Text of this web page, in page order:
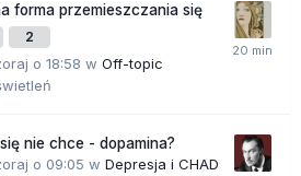
forma przemieszczania się
2
o 18:58 w Off-topic
nie chce - dopamina?
o 09:05 w Depresja i CHAD